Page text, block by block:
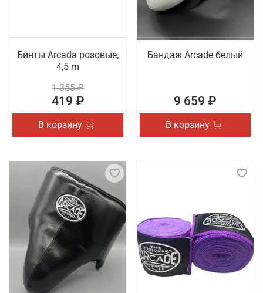
Бинты Arcada розовые,
4,5 m
1 355 ₽
419 ₽
В корзину
Бандаж Arcade белый
9 659 ₽
В корзину